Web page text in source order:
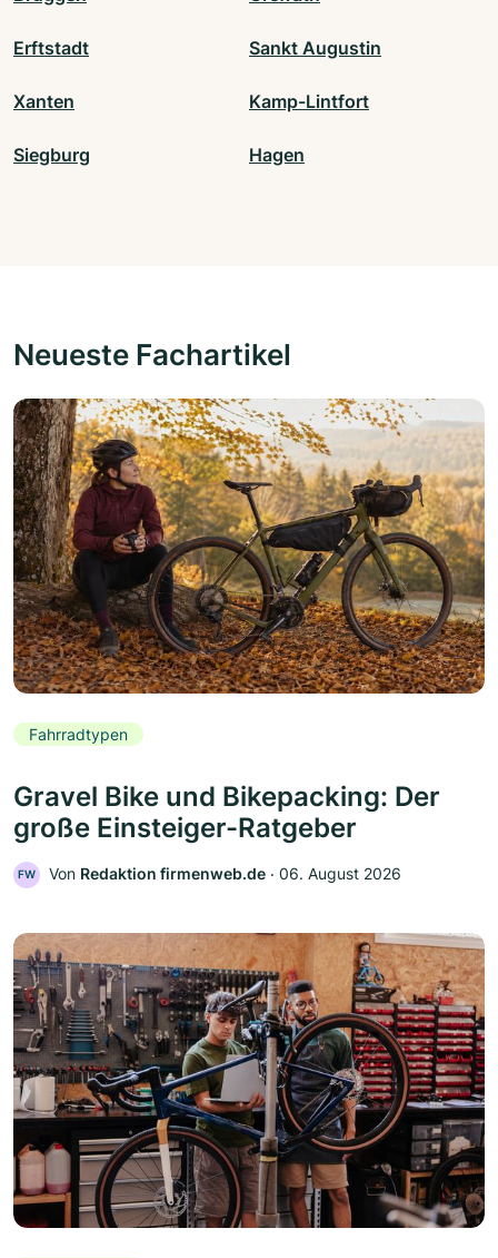
Erftstadt Sankt Augustin
Xanten Kamp-Lintfort
Siegburg Hagen
Neueste Fachartikel
Fahrradtypen
Gravel Bike und Bikepacking: Der
große Einsteiger-Ratgeber
FW Von Redaktion firmenweb.de ‧ 06. August 2026